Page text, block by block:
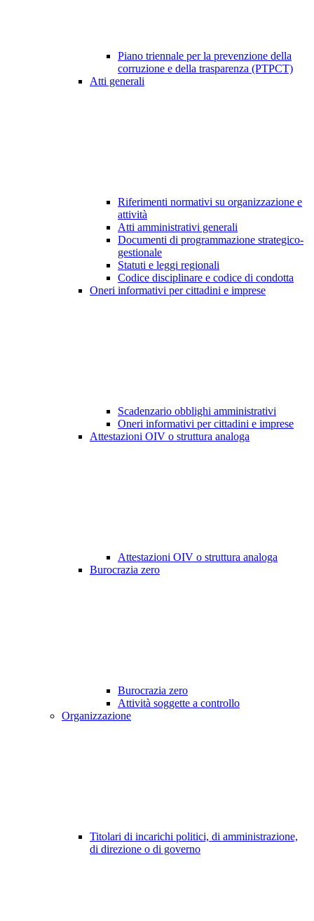
Piano triennale per la prevenzione della
corruzione e della trasparenza (PTPCT)
Atti generali
Riferimenti normativi su organizzazione e
attività
Atti amministrativi generali
Documenti di programmazione strategico-
gestionale
Statuti e leggi regionali
Codice disciplinare e codice di condotta
Oneri informativi per cittadini e imprese
Scadenzario obblighi amministrativi
Oneri informativi per cittadini e imprese
Attestazioni OIV o struttura analoga
Attestazioni OIV o struttura analoga
Burocrazia zero
Burocrazia zero
Attività soggette a controllo
Organizzazione
Titolari di incarichi politici, di amministrazione,
di direzione o di governo